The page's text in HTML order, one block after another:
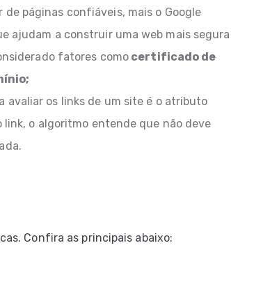
páginas confiáveis, mais o Google
ajudam a construir uma web mais segura
fatores como certificado de
avaliar os links de um site é o atributo
link, o algoritmo entende que não deve
Confira as principais abaixo: